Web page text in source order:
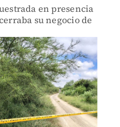
en presencia
su negocio de